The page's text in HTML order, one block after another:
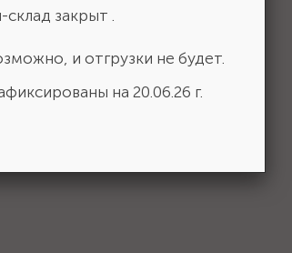
закрыт .
и отгрузки не будет.
на 20.06.26 г.